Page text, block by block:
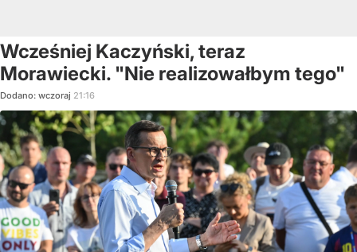
Wcześniej Kaczyński, teraz
Morawiecki. "Nie realizowałbym tego"
Dodano: wczoraj 21:16